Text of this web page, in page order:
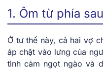
1. Ôm từ phía sau
Ở tư thế này, cả hai vợ
áp chặt vào lưng của
tình cảm ngọt ngào và